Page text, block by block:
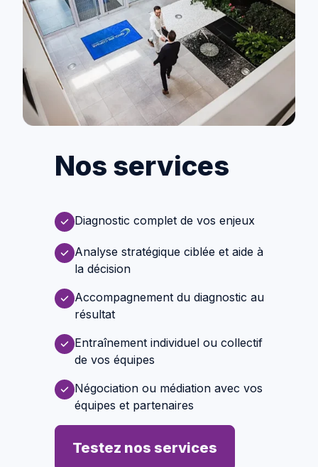
Nos services
Diagnostic complet de vos enjeux
Analyse stratégique ciblée et aide à
la décision
Accompagnement du diagnostic au
résultat
Entraînement individuel ou collectif
de vos équipes
Négociation ou médiation avec vos
équipes et partenaires
Testez nos services